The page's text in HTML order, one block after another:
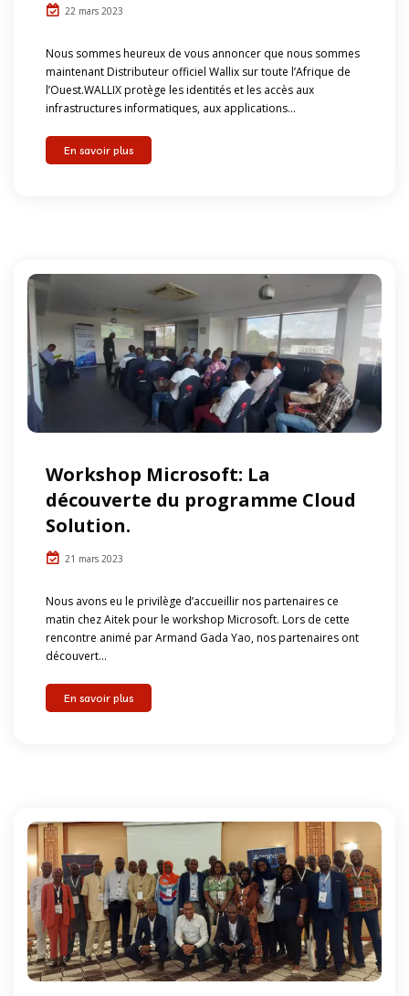
22 mars 2023
Nous sommes heureux de vous annoncer que nous sommes
maintenant Distributeur officiel Wallix sur toute l’Afrique de
l’Ouest.WALLIX protège les identités et les accès aux
infrastructures informatiques, aux applications...
En savoir plus
Workshop Microsoft: La
découverte du programme Cloud
Solution.
21 mars 2023
Nous avons eu le privilège d’accueillir nos partenaires ce
matin chez Aitek pour le workshop Microsoft. Lors de cette
rencontre animé par Armand Gada Yao, nos partenaires ont
découvert...
En savoir plus